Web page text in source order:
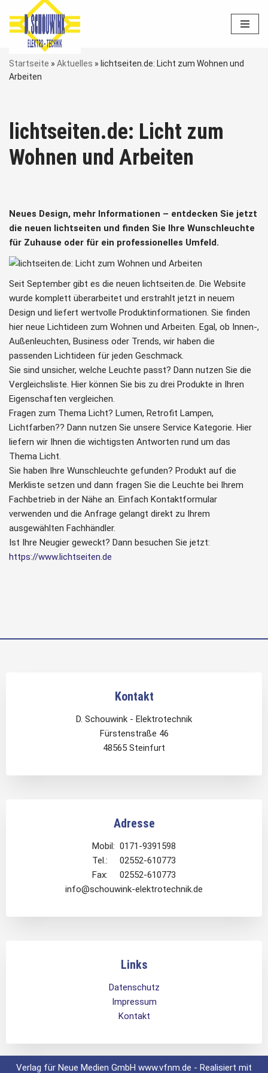
Zum
Inhalt
springen
Startseite » Aktuelles » lichtseiten.de: Licht zum Wohnen und
Arbeiten
lichtseiten.de: Licht zum
Wohnen und Arbeiten
Neues Design, mehr Informationen – entdecken Sie jetzt
die neuen lichtseiten und finden Sie Ihre Wunschleuchte
für Zuhause oder für ein professionelles Umfeld.
Seit September gibt es die neuen lichtseiten.de. Die Website
wurde komplett überarbeitet und erstrahlt jetzt in neuem
Design und liefert wertvolle Produktinformationen. Sie finden
hier neue Lichtideen zum Wohnen und Arbeiten. Egal, ob Innen-,
Außenleuchten, Business oder Trends, wir haben die
passenden Lichtideen für jeden Geschmack.
Sie sind unsicher, welche Leuchte passt? Dann nutzen Sie die
Vergleichsliste. Hier können Sie bis zu drei Produkte in Ihren
Eigenschaften vergleichen.
Fragen zum Thema Licht? Lumen, Retrofit Lampen,
Lichtfarben?? Dann nutzen Sie unsere Service Kategorie. Hier
liefern wir Ihnen die wichtigsten Antworten rund um das
Thema Licht.
Sie haben Ihre Wunschleuchte gefunden? Produkt auf die
Merkliste setzen und dann fragen Sie die Leuchte bei Ihrem
Fachbetrieb in der Nähe an. Einfach Kontaktformular
verwenden und die Anfrage gelangt direkt zu Ihrem
ausgewählten Fachhändler.
Ist Ihre Neugier geweckt? Dann besuchen Sie jetzt:
https://www.lichtseiten.de
Kontakt
D. Schouwink - Elektrotechnik
Fürstenstraße 46
48565 Steinfurt
Adresse
Mobil: 0171-9391598
Tel.: 02552-610773
Fax: 02552-610773
info@schouwink-elektrotechnik.de
Links
Datenschutz
Impressum
Kontakt
Verlag für Neue Medien GmbH www.vfnm.de - Realisiert mit